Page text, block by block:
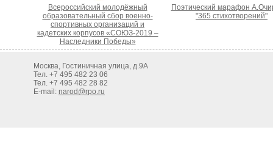
Всероссийский молодёжный
образовательный сбор военно-
спортивных организаций и
кадетских корпусов «СОЮЗ-2019 –
Наследники Победы»
Поэтический марафон
"365 стихотворений"
Москва, Гостиничная улица, д.9А
Тел. +7 495 482 23 06
Тел. +7 495 482 28 82
E-mail: narod@rpo.ru